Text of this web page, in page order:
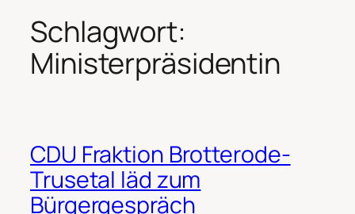
Schlagwort:
Ministerpräsidentin
CDU Fraktion Brotterode-
Trusetal läd zum
Bürgergespräch